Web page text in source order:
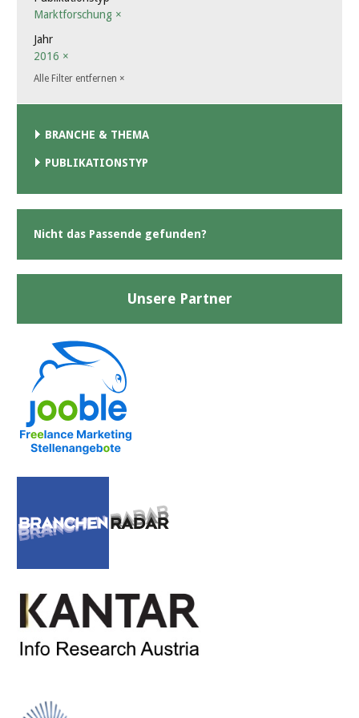
Marktforschung ×
Jahr
2016 ×
Alle Filter entfernen ×
BRANCHE & THEMA
PUBLIKATIONSTYP
Nicht das Passende gefunden?
Unsere Partner